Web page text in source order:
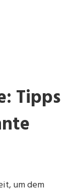
Tipps
um dem